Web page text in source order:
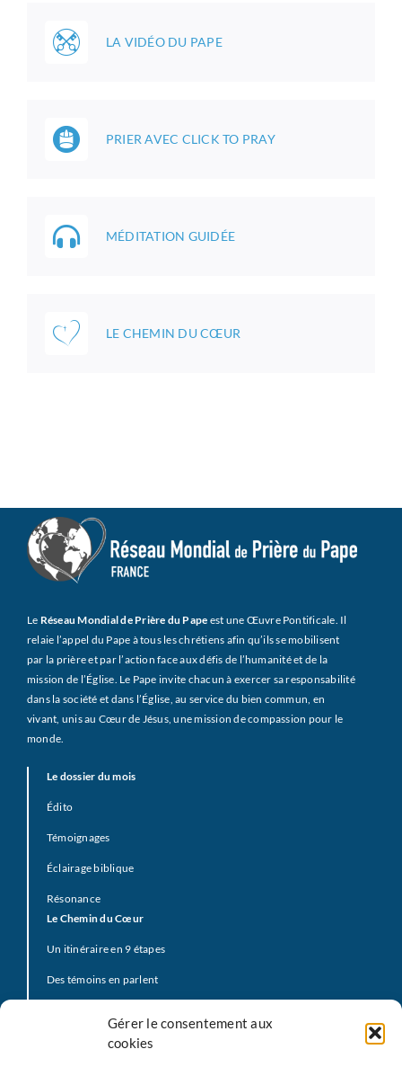
Gérer le consentement aux
cookies
LA VIDÉO DU PAPE
PRIER AVEC CLICK TO PRAY
MÉDITATION GUIDÉE
LE CHEMIN DU CŒUR
Le Réseau Mondial de Prière du Pape est une Œuvre Pontificale. Il
relaie l’appel du Pape à tous les chrétiens afin qu’ils se mobilisent
par la prière et par l’action face aux défis de l’humanité et de la
mission de l’Église. Le Pape invite chacun à exercer sa responsabilité
dans la société et dans l’Église, au service du bien commun, en
vivant, unis au Cœur de Jésus, une mission de compassion pour le
monde.
Le dossier du mois
Édito
Témoignages
Éclairage biblique
Résonance
Le Chemin du Cœur
Un itinéraire en 9 étapes
Des témoins en parlent
La Vidéo du Pape